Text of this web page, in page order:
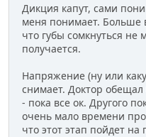
Дикция капут, сами
меня понимает. Больше
что губы сомкнуться не
получается.
Напряжение (ну или
снимает. Доктор
- пока все ок. Другого
очень мало времени
что этот этап пойдет на